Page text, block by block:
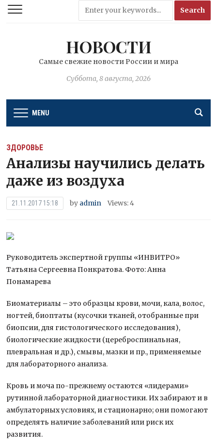
НОВОСТИ
Самые свежие новости России и мира
Суббота, 8 августа, 2026
MENU
ЗДОРОВЬЕ
Анализы научились делать
даже из воздуха
21.11.2017 15:18 by admin Views: 4
Руководитель экспертной группы «ИНВИТРО»
Татьяна Сергеевна Понкратова. Фото: Анна
Понамарева
Биоматериалы – это образцы крови, мочи, кала, волос,
ногтей, биоптаты (кусочки тканей, отобранные при
биопсии, для гистологического исследования),
биологические жидкости (цереброспинальная,
плевральная и др.), смывы, мазки и пр., применяемые
для лабораторного анализа.
Кровь и моча по-прежнему остаются «лидерами»
рутинной лабораторной диагностики. Их забирают и в
амбулаторных условиях, и стационарно; они помогают
определять наличие заболеваний или риск их
развития.